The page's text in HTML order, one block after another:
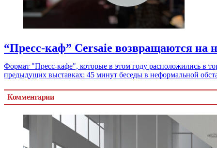
“Пресс-каф” Cersaie возвращаются на
Формат "Пресс-кафе", которые в этом году расположились в торговом павильоне между павильонами 29 и 30, повторяет
предыдущих выставках: 45 минут беседы в неформальной
Комментарии